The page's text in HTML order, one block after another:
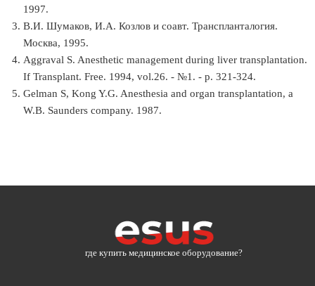
1997.
В.И. Шумаков, И.А. Козлов и соавт. Транспланталогия.
Москва, 1995.
Aggraval S. Anesthetic management during liver transplantation.
If Transplant. Free. 1994, vol.26. - №1. - p. 321-324.
Gelman S, Kong Y.G. Anesthesia and organ transplantation, a
W.B. Saunders company. 1987.
где купить медицинское оборудование?